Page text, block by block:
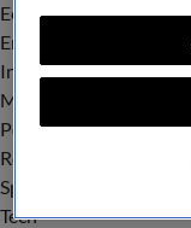
Economie
Entertainment
Infrastructuur
Milieu en Gezondheid
Politiek
Royalty
Sport
Tech